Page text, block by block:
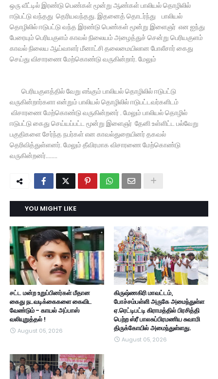
ஒரு வீட்டில் இரண்டு பெண்கள் மூன்று ஆண்கள் பாலியல் தொழிலில்
ஈடுபட்டு வந்தது தெரியவந்தது. இதனைத் தொடர்ந்து பாலியல்
தொழிலில் ஈடுபட்டு வந்த இரண்டு பெண்கள் மூன்று இளைஞர் என ஐந்து
பேரையும் பெரியகுளம் காவல் நிலையம் அழைத்துச் சென்று பெரியகுளம்
காவல் நிலைய ஆய்வாளர் மீனாட்சி தலைமையிலான போலீசார் கைது
செய்து விசாரணை மேற்கொண்டு வருகின்றார். மேலும்
பெரியகுளத்தில் வேறு எங்கும் பாலியல் தொழிலில் ஈடுபட்டு
வருகின்றார்களா என்றும் பாலியல் தொழிலில் ஈடுபட்டவர்களிடம்
விசாரணை மேற்கொண்டு வருகின்றனர் . மேலும் பாலியல் தொழில்
ஈடுபட்டு கைது செய்யப்பட்ட மூன்று இளைஞர் தேனி உள்ளிட்ட பல்வேறு
பகுதிகளை சேர்ந்த நபர்கள் என காவல்துறையினர் தகவல்
தெரிவித்துள்ளனர். மேலும் தீவிரமாக விசாரணை மேற்கொண்டு
வருகின்றனர்........
YOU MIGHT LIKE
சட்ட மன்ற உறுப்பினர்கள் மீதான
கைது நடவடிக்கைகளை கைவிட
வேண்டும் - காயல் அப்பாஸ்
வலியுறுத்தல் !
August 05, 2026
கிருஷ்ணகிரி மாவட்டம்,
போச்சம்பள்ளி அருகே அமைந்துள்ள
ஏ.ரெட்டிபட்டி கிராமத்தில் பிரசித்தி
பெற்ற ஸ்ரீ பாலசுப்பிரமணிய சுவாமி
திருக்கோயில் அமைந்துள்ளது.
August 05, 2026